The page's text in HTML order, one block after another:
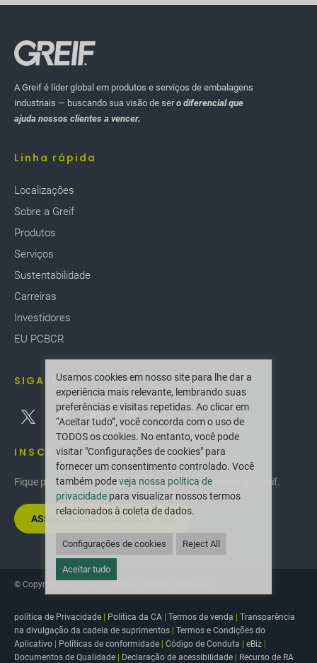
A Greif é líder global em produtos e serviços de embalagens
industriais — buscando sua visão de sero diferencial que
ajuda nossos clientes a vencer.
Linha rápida
Localizaçôes
Sobre a Greif
Produtos
Serviços
Sustentabilidade
Carreiras
Investidores
EU PCBCR
SIGA-NOS
INSCREVER-SE
Fique por dentro das últimas inovações e novidades da Greif.
ASSINE A NOSSA NEWSLETTER
© Copyright 2025 Greif. Todos os direitos reservados.
política de Privacidade | Política da CA | Termos de venda | Transparência
na divulgação da cadeia de suprimentos | Termos e Condições do
Aplicativo | Políticas de conformidade | Código de Conduta | eBiz |
Documentos de Qualidade | Declaração de acessibilidade | Recurso de RA
Usamos cookies em nosso site para lhe dar a
experiência mais relevante, lembrando suas
preferências e visitas repetidas. Ao clicar em
“Aceitar tudo”, você concorda com o uso de
TODOS os cookies. No entanto, você pode
visitar "Configurações de cookies" para
fornecer um consentimento controlado. Você
também podeveja nossa política de
privacidade para visualizar nossos termos
relacionados à coleta de dados.
Configurações de cookies Reject All
Aceitar tudo